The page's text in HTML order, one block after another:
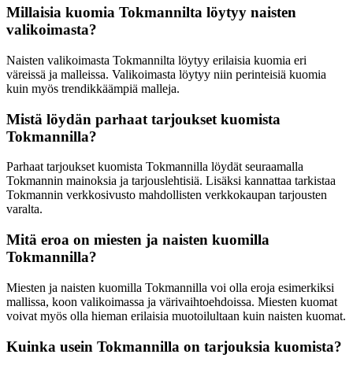
Millaisia kuomia Tokmannilta löytyy naisten
valikoimasta?
Naisten valikoimasta Tokmannilta löytyy erilaisia kuomia eri
väreissä ja malleissa. Valikoimasta löytyy niin perinteisiä kuomia
kuin myös trendikkäämpiä malleja.
Mistä löydän parhaat tarjoukset kuomista
Tokmannilla?
Parhaat tarjoukset kuomista Tokmannilla löydät seuraamalla
Tokmannin mainoksia ja tarjouslehtisiä. Lisäksi kannattaa tarkistaa
Tokmannin verkkosivusto mahdollisten verkkokaupan tarjousten
varalta.
Mitä eroa on miesten ja naisten kuomilla
Tokmannilla?
Miesten ja naisten kuomilla Tokmannilla voi olla eroja esimerkiksi
mallissa, koon valikoimassa ja värivaihtoehdoissa. Miesten kuomat
voivat myös olla hieman erilaisia muotoilultaan kuin naisten kuomat.
Kuinka usein Tokmannilla on tarjouksia kuomista?